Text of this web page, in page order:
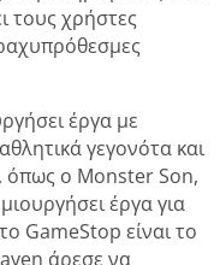
τους χρήστες
έργα με
γεγονότα και
όπως ο Monster Son,
έργα για
GameStop είναι το
άρεσε να